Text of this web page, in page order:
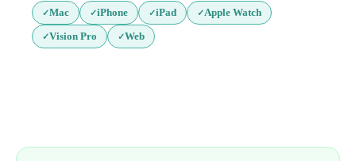
✓Mac ✓iPhone ✓iPad ✓Apple Watch
✓Vision Pro ✓Web